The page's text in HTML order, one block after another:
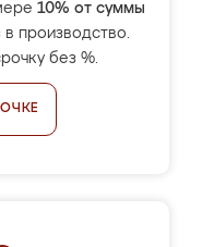
10% от суммы
в производство.
без %.